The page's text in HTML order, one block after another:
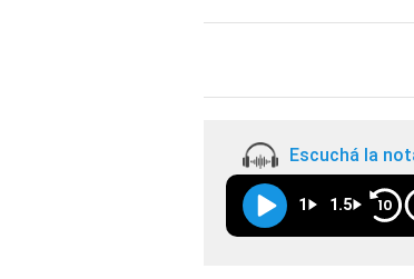
Escuchá la
1 1.5 10